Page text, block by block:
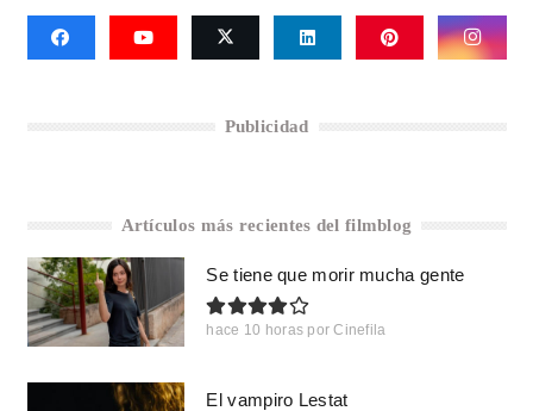
Publicidad
Artículos más recientes del filmblog
Se tiene que morir mucha gente
hace 10 horas por Cinefila
El vampiro Lestat